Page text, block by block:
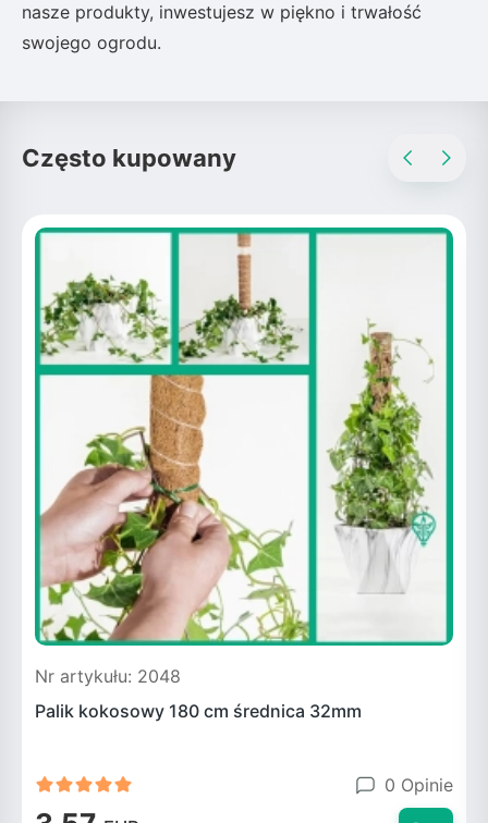
nasze produkty, inwestujesz w piękno i trwałość
swojego ogrodu.
Często kupowany
Nr artykułu: 2048
Palik kokosowy 180 cm średnica 32mm
0 Opinie